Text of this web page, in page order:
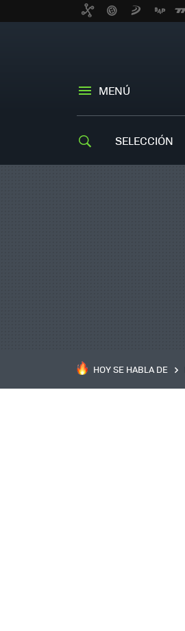
MENÚ
SELECCIÓN
HOY SE HABLA DE